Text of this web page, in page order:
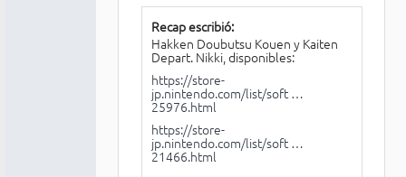
Recap escribió:
Hakken Doubutsu Kouen y Kaiten
Depart. Nikki, disponibles:
https://store-
jp.nintendo.com/list/soft …
25976.html
https://store-
jp.nintendo.com/list/soft …
21466.html